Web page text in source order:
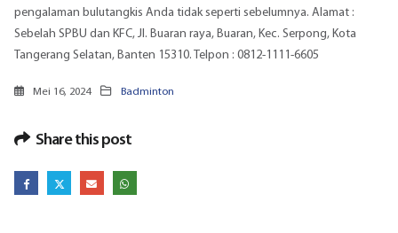
pengalaman bulutangkis Anda tidak seperti sebelumnya. Alamat :
Sebelah SPBU dan KFC, Jl. Buaran raya, Buaran, Kec. Serpong, Kota
Tangerang Selatan, Banten 15310. Telpon : 0812-1111-6605
Mei 16, 2024 Badminton
Share this post